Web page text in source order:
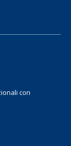
con